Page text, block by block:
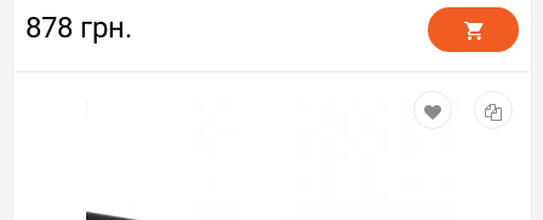
878 грн.